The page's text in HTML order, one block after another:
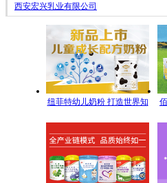
西安宏兴乳业有限公司
纽菲特幼儿奶粉 打造世界知
质！